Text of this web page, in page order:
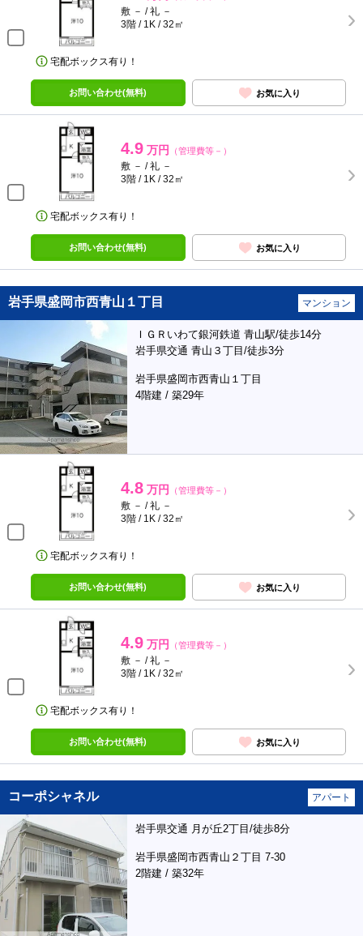
敷 － / 礼 －
3階 / 1K / 32㎡
宅配ボックス有り！
お問い合わせ(無料) お気に入り
4.9 万円 （管理費等－）
敷 － / 礼 －
3階 / 1K / 32㎡
宅配ボックス有り！
お問い合わせ(無料) お気に入り
岩手県盛岡市西青山１丁目 マンション
ＩＧＲいわて銀河鉄道 青山駅/徒歩14分
岩手県交通 青山３丁目/徒歩3分
岩手県盛岡市西青山１丁目
4階建 / 築29年
4.8 万円 （管理費等－）
敷 － / 礼 －
3階 / 1K / 32㎡
宅配ボックス有り！
お問い合わせ(無料) お気に入り
4.9 万円 （管理費等－）
敷 － / 礼 －
3階 / 1K / 32㎡
宅配ボックス有り！
お問い合わせ(無料) お気に入り
コーポシャネル アパート
岩手県交通 月が丘2丁目/徒歩8分
岩手県盛岡市西青山２丁目 7-30
2階建 / 築32年